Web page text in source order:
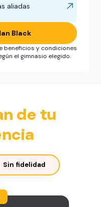
aliadas
Black
beneficios y condiciones
el gimnasio elegido.
de tu
Sin fidelidad